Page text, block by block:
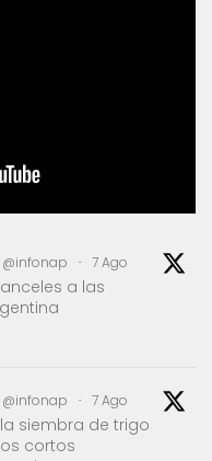
@infonap · 7 Ago
a las
@infonap · 7 Ago
siembra de trigo
cortos